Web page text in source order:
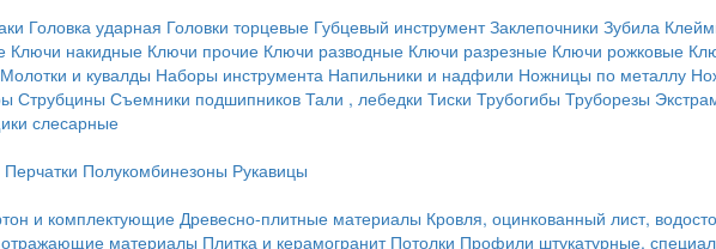
Головка ударная Головки торцевые Губцевый инструмент Заклепочники Зубила
Ключи накидные Ключи прочие Ключи разводные Ключи разрезные Ключи рожковые
Молотки и кувалды Наборы инструмента Напильники и надфили Ножницы по металлу
Струбцины Съемники подшипников Тали , лебедки Тиски Трубогибы Труборезы
слесарные
Перчатки Полукомбинезоны Рукавицы
и комплектующиеДревесно-плитные материалы Кровля, оцинкованный лист,
материалы Плитка и керамогранит Потолки Профили штукатурные,